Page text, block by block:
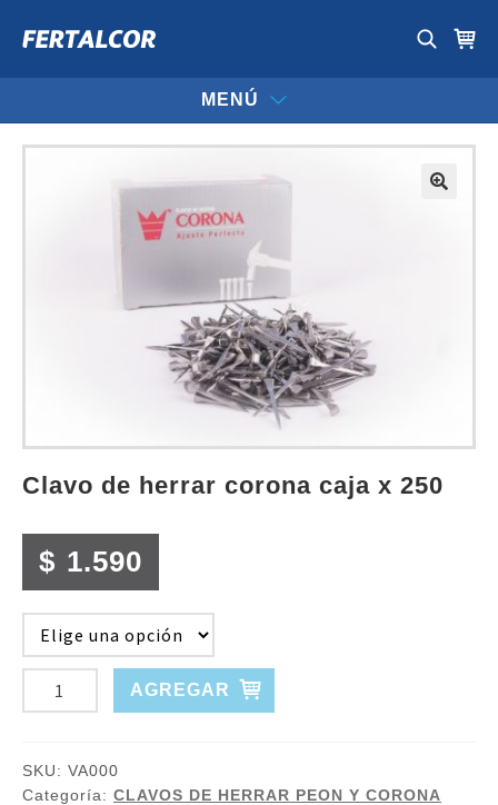
MENÚ
clavo de herrar corona caja x 250
$ 1.590
CLAVO
DE
CORONA
CAJA
AGREGAR
SKU: VA000
Categoría: CLAVOS DE HERRAR PEON Y CORONA